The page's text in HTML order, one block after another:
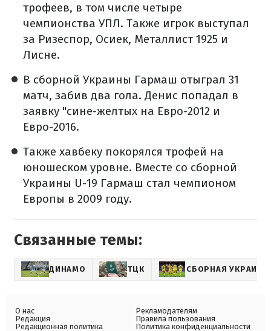
трофеев, в том числе четыре
чемпионства УПЛ. Также игрок выступал
за Ризеспор, Осиек, Металлист 1925 и
Лисне.
В сборной Украины Гармаш отыграл 31
матч, забив два гола. Денис попадал в
заявку "сине-желтых на Евро-2012 и
Евро-2016.
Также хавбеку покорялся трофей на
юношеском уровне. Вместе со сборной
Украины U-19 Гармаш стал чемпионом
Европы в 2009 году.
Связанные темы:
ДИНАМО ТЦК СБОРНАЯ
О нас
Редакция
Редакционная политика
Рекламодателям
Правила пользования
Политика конфиденциальности